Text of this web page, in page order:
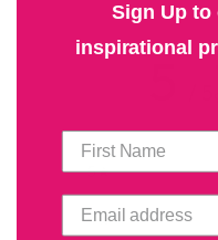
5
4
Sign Up to
inspirational